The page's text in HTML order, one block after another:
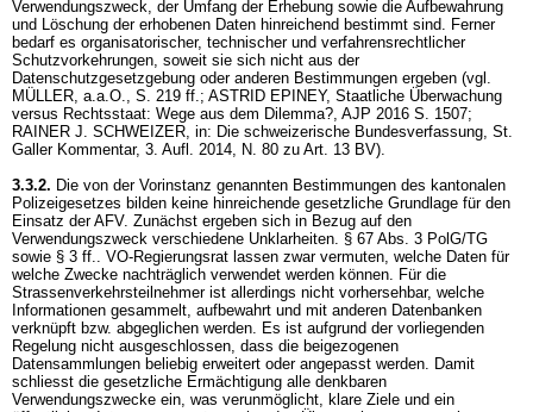
Verwendungszweck, der Umfang der Erhebung sowie die Aufbewahrung
und Löschung der erhobenen Daten hinreichend bestimmt sind. Ferner
bedarf es organisatorischer, technischer und verfahrensrechtlicher
Schutzvorkehrungen, soweit sie sich nicht aus der
Datenschutzgesetzgebung oder anderen Bestimmungen ergeben (vgl.
MÜLLER, a.a.O., S. 219 ff.; ASTRID EPINEY, Staatliche Überwachung
versus Rechtsstaat: Wege aus dem Dilemma?, AJP 2016 S. 1507;
RAINER J. SCHWEIZER, in: Die schweizerische Bundesverfassung, St.
Galler Kommentar, 3. Aufl. 2014, N. 80 zu Art. 13 BV).
3.3.2. Die von der Vorinstanz genannten Bestimmungen des kantonalen
Polizeigesetzes bilden keine hinreichende gesetzliche Grundlage für den
Einsatz der AFV. Zunächst ergeben sich in Bezug auf den
Verwendungszweck verschiedene Unklarheiten. § 67 Abs. 3 PolG/TG
sowie § 3 ff.. VO-Regierungsrat lassen zwar vermuten, welche Daten für
welche Zwecke nachträglich verwendet werden können. Für die
Strassenverkehrsteilnehmer ist allerdings nicht vorhersehbar, welche
Informationen gesammelt, aufbewahrt und mit anderen Datenbanken
verknüpft bzw. abgeglichen werden. Es ist aufgrund der vorliegenden
Regelung nicht ausgeschlossen, dass die beigezogenen
Datensammlungen beliebig erweitert oder angepasst werden. Damit
schliesst die gesetzliche Ermächtigung alle denkbaren
Verwendungszwecke ein, was verunmöglicht, klare Ziele und ein